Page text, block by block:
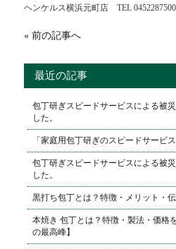
ヘンケルス横浜元町店 TEL 0452287500
« 前の記事へ
最近の記事
包丁研ぎスピードサービスによる被
した。
「家庭用包丁研ぎのスピードサービス
包丁研ぎスピードサービスによる被
した。
黒打ち包丁とは？特徴・メリット・
本焼き 包丁とは？特徴・製法・価格
の最高峰】